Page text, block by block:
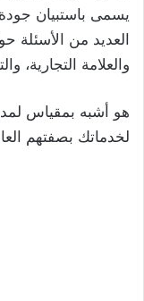
يسمى باستبيان
العديد من الأسئلة
والعلامة التجارية،
هو أشبه بمقياس
لخدماتك بصفتهم